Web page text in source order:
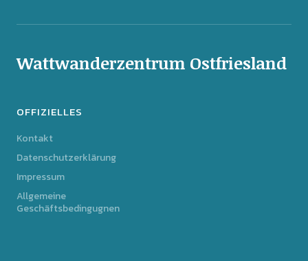
Wattwanderzentrum Ostfriesland
OFFIZIELLES
Kontakt
Datenschutzerklärung
Impressum
Allgemeine
Geschäftsbedingugnen